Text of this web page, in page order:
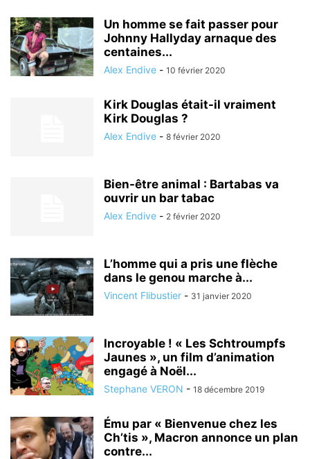
Un homme se fait passer pour
Johnny Hallyday arnaque des
centaines...
Alex Endive - 10 février 2020
Kirk Douglas était-il vraiment
Kirk Douglas ?
Alex Endive - 8 février 2020
Bien-être animal : Bartabas va
ouvrir un bar tabac
Alex Endive - 2 février 2020
L’homme qui a pris une flèche
dans le genou marche à...
Vincent Flibustier - 31 janvier 2020
Incroyable ! « Les Schtroumpfs
Jaunes », un film d’animation
engagé à Noël...
Stephane VERON - 18 décembre 2019
Ému par « Bienvenue chez les
Ch’tis », Macron annonce un plan
contre...